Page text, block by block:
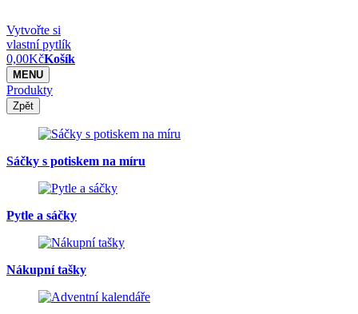
Vytvořte si
vlastní pytlík
0,00KčKošík
MENU
Produkty
Zpět
Sáčky s potiskem na míru
Pytle a sáčky
Nákupní tašky